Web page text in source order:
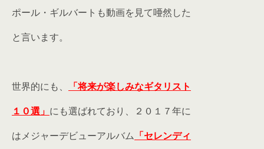
ポール・ギルバートも動画を見て唖然した
と言います。
世界的にも、
「将来が楽しみなギタリスト
１０選」 にも選ばれており、２０１７年に
はメジャーデビューアルバム 「セレンディ